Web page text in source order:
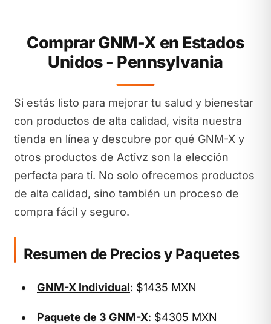
Comprar GNM-X en Estados
Unidos - Pennsylvania
Si estás listo para mejorar tu salud y bienestar
con productos de alta calidad, visita nuestra
tienda en línea y descubre por qué GNM-X y
otros productos de Activz son la elección
perfecta para ti. No solo ofrecemos productos
de alta calidad, sino también un proceso de
compra fácil y seguro.
Resumen de Precios y Paquetes
GNM-X Individual: $1435 MXN
Paquete de 3 GNM-X: $4305 MXN